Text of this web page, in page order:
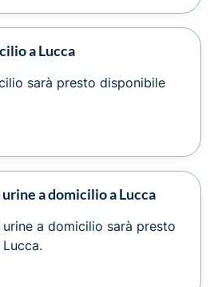
a Lucca
sarà presto disponibile
urine a domicilio a Lucca
urine a domicilio sarà presto